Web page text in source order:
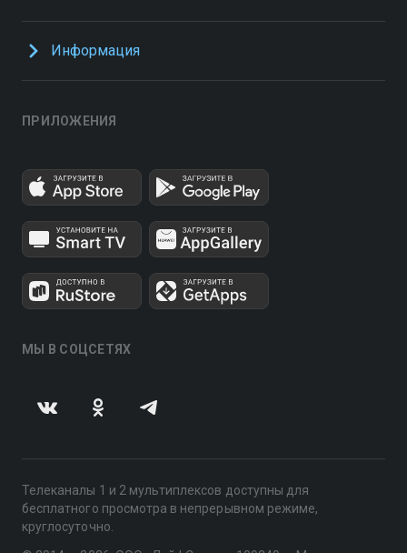
Информация
ПРИЛОЖЕНИЯ
МЫ В СОЦСЕТЯХ
Телеканалы 1 и 2 мультиплексов доступны для
бесплатного просмотра в непрерывном режиме,
круглосуточно.